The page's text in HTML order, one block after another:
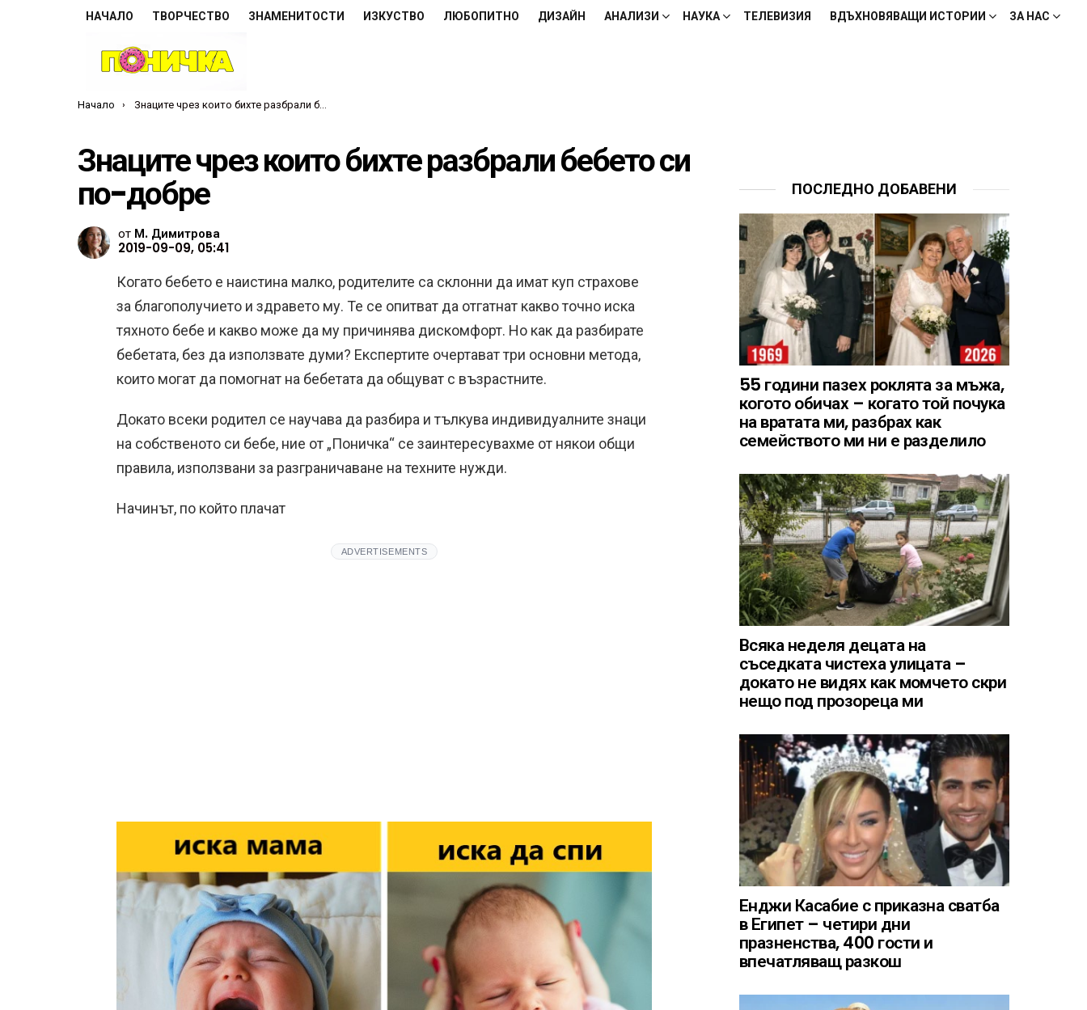
НАЧАЛО ТВОРЧЕСТВО ЗНАМЕНИТОСТИ ИЗКУСТВО ЛЮБОПИТНО ДИЗАЙН АНАЛИЗИ НАУКА ТЕЛЕВИЗИЯ ВДЪХНОВЯВАЩИ ИСТОРИИ ЗА НАС
Ти си тук:
Начало Знаците чрез които бихте разбрали бебето си по-добре
Знаците чрез които бихте разбрали бебето си
по-добре
от М. Димитрова
2019-09-09, 05:41
Когато бебето е наистина малко, родителите са склонни да имат куп страхове
за благополучието и здравето му. Те се опитват да отгатнат какво точно иска
тяхното бебе и какво може да му причинява дискомфорт. Но как да разбирате
бебетата, без да използвате думи? Експертите очертават три основни метода,
които могат да помогнат на бебетата да общуват с възрастните.
Докато всеки родител се научава да разбира и тълкува индивидуалните знаци
на собственото си бебе, ние от „Поничка“ се заинтересувахме от някои общи
правила, използвани за разграничаване на техните нужди.
Начинът, по който плачат
ADVERTISEMENTS
ПОСЛЕДНО ДОБАВЕНИ
55 години пазех роклята за мъжа,
когото обичах – когато той почука
на вратата ми, разбрах как
семейството ми ни е разделило
Всяка неделя децата на
съседката чистеха улицата –
докато не видях как момчето скри
нещо под прозореца ми
Енджи Касабие с приказна сватба
в Египет – четири дни
празненства, 400 гости и
впечатляващ разкош